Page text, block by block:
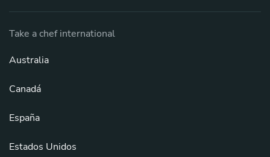
Take a chef international
Australia
Canadá
España
Estados Unidos